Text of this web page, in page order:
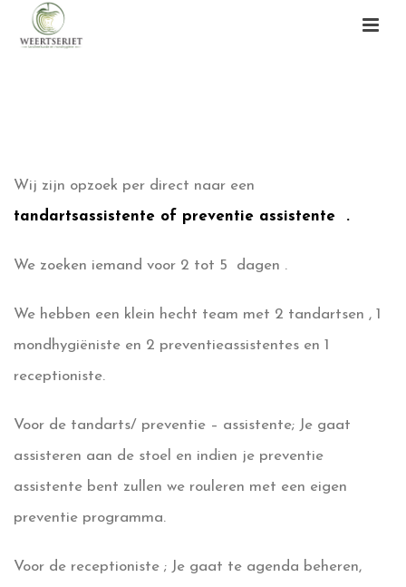
Wij zijn opzoek per direct naar een
tandartsassistente of preventie assistente .
We zoeken iemand voor 2 tot 5 dagen .
We hebben een klein hecht team met 2 tandartsen , 1
mondhygiëniste en 2 preventieassistentes en 1
receptioniste.
Voor de tandarts/ preventie – assistente; Je gaat
assisteren aan de stoel en indien je preventie
assistente bent zullen we rouleren met een eigen
preventie programma.
Voor de receptioniste ; Je gaat te agenda beheren,